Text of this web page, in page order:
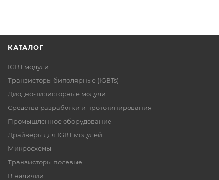
КАТАЛОГ
IGBT модули
Транзисторы биполярные (IGBTs)
Диодно-тиристорные модули
Средства разработки и прототипирования
Промышленное оборудование
Драйверы для IGBT модулей
Микросхемы
Транзисторы полевые
В наличии